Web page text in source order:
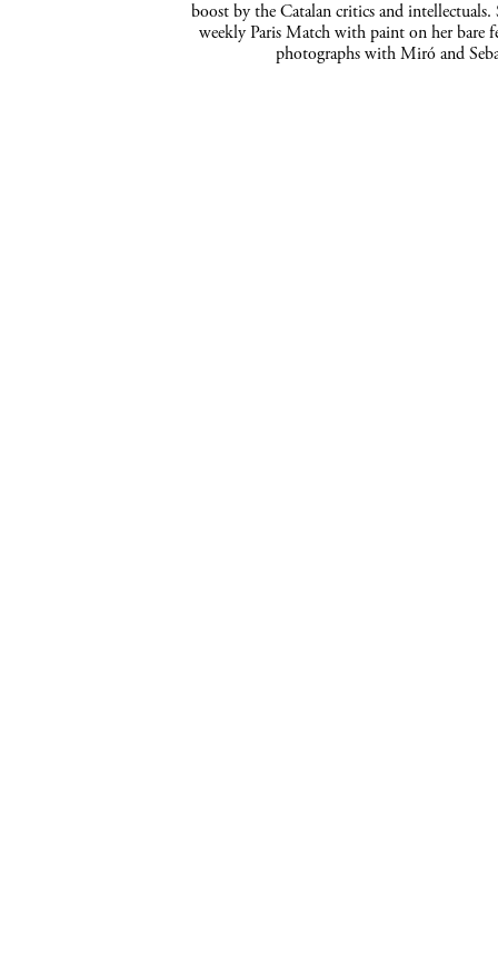
boost by the Catalan critics and
weekly Paris Match with paint on her bare
photographs with Miró and